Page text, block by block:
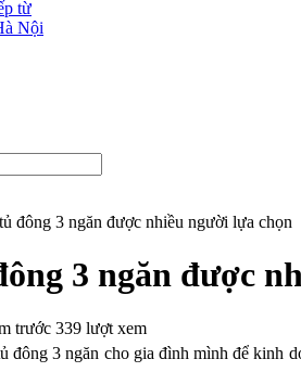
từ
Nội
đông 3 ngăn được nhiều người lựa chọn
3 ngăn được
trước 339 lượt xem
đông 3 ngăn cho gia đình mình để kinh